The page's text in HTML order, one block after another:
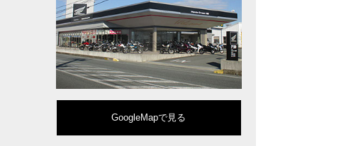
「CB1300 SUPER FOUR」「CB1300 SUPER BOL D’OR」ならびに「CB1300 SUPER FOUR SP
大型クルーザーモデル「Rebel 1100」を新発売!!
よりスポーティーなイメージを強化『CBR650R』を発表!
Neo Sports Caféシリーズのミドルクラスモデル『CB650R』を発表！
フルモデルチェンジした 新型「PCX」「PCX160」「PCX e:HEV」を発表!
国内販売を予定するグローバルモデルがHondaバイクWebサイトで公開され
「CRF250L」「CRF250 RALLY」をフルモデルチェンジし発表！
GoogleMapで見る